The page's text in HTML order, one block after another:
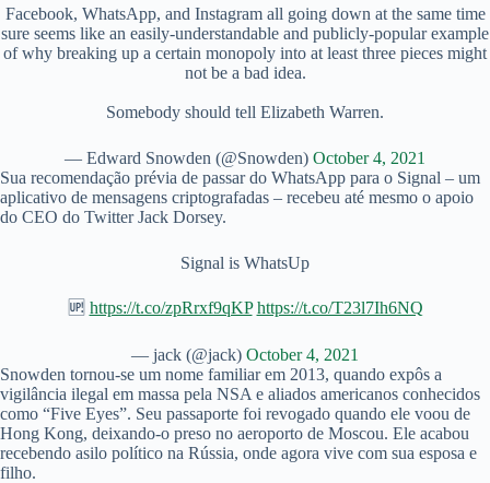
Facebook, WhatsApp, and Instagram all going down at the same time
sure seems like an easily-understandable and publicly-popular example
of why breaking up a certain monopoly into at least three pieces might
not be a bad idea.
Somebody should tell Elizabeth Warren.
— Edward Snowden (@Snowden) October 4, 2021
Sua recomendação prévia de passar do WhatsApp para o Signal – um
aplicativo de mensagens criptografadas – recebeu até mesmo o apoio
do CEO do Twitter Jack Dorsey.
Signal is WhatsUp
🆙 https://t.co/zpRrxf9qKP https://t.co/T23l7Ih6NQ
— jack (@jack) October 4, 2021
Snowden tornou-se um nome familiar em 2013, quando expôs a
vigilância ilegal em massa pela NSA e aliados americanos conhecidos
como “Five Eyes”. Seu passaporte foi revogado quando ele voou de
Hong Kong, deixando-o preso no aeroporto de Moscou. Ele acabou
recebendo asilo político na Rússia, onde agora vive com sua esposa e
filho.